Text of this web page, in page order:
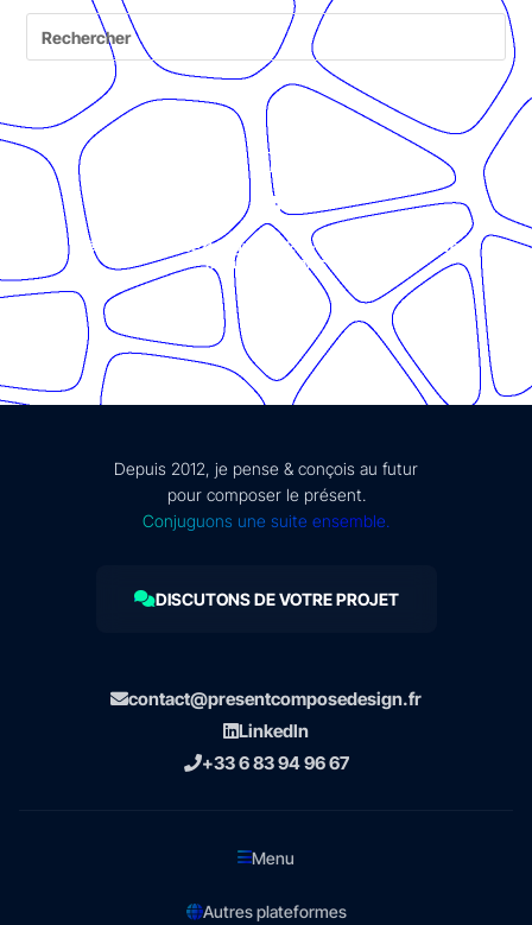
© Présent Composé design - 2024 - Tous droits réservés -
mentions légales
Depuis 2012, je pense & conçois au futur
pour composer le présent.
Conjuguons une suite ensemble.
DISCUTONS DE VOTRE PROJET
contact@presentcomposedesign.fr
LinkedIn
+33 6 83 94 96 67
Menu
Autres plateformes